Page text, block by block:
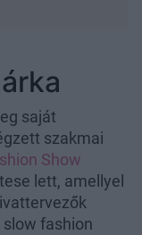
saját
szakmai
Show
lett, amellyel
slow fashion